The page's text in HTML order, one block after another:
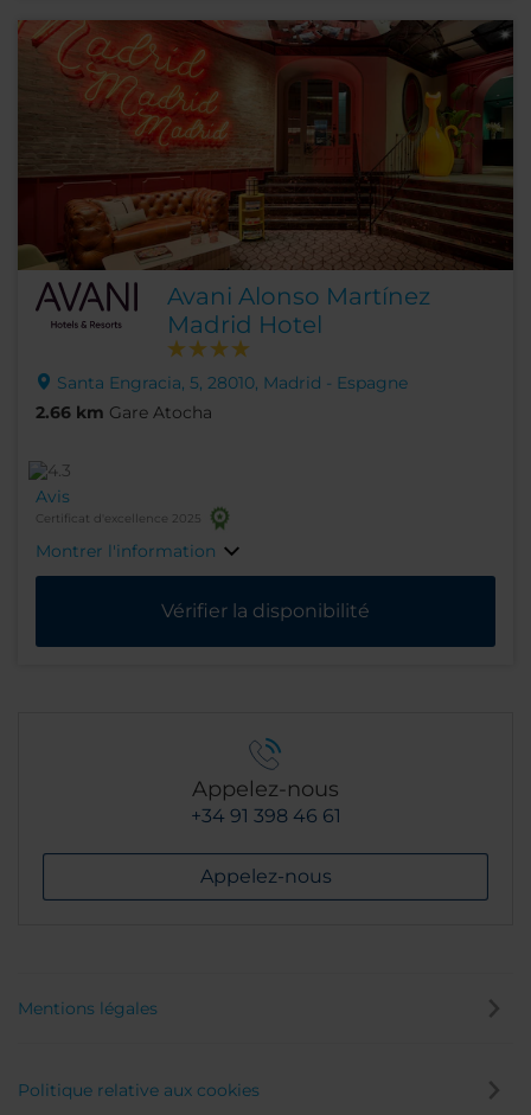
Avani Alonso Martínez
Madrid Hotel
Santa Engracia, 5, 28010, Madrid - Espagne
2.66 km Gare Atocha
Avis
Certificat d'excellence 2025
Montrer l'information
Vérifier la disponibilité
Appelez-nous
+34 91 398 46 61
Appelez-nous
Mentions légales
Politique relative aux cookies